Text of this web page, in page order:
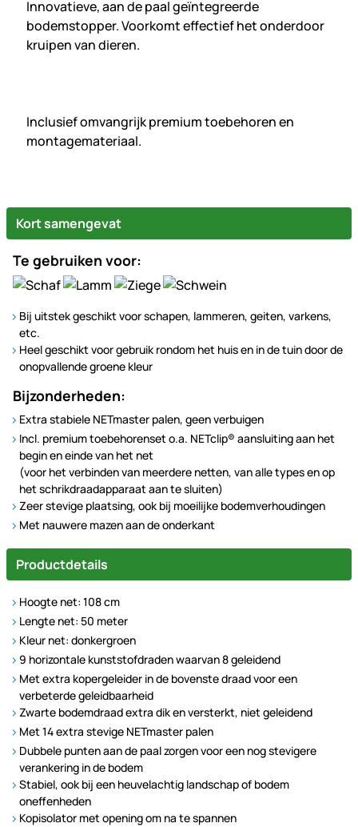
Innovatieve, aan de paal geïntegreerde
bodemstopper. Voorkomt effectief het onderdoor
kruipen van dieren.
Inclusief omvangrijk premium toebehoren en
montagemateriaal.
Kort samengevat
Te gebruiken voor:
Bij uitstek geschikt voor schapen, lammeren, geiten, varkens,
etc.
Heel geschikt voor gebruik rondom het huis en in de tuin door de
onopvallende groene kleur
Bijzonderheden:
Extra stabiele NETmaster palen, geen verbuigen
Incl. premium toebehorenset o.a. NETclip® aansluiting aan het
begin en einde van het net
(voor het verbinden van meerdere netten, van alle types en op
het schrikdraadapparaat aan te sluiten)
Zeer stevige plaatsing, ook bij moeilijke bodemverhoudingen
Met nauwere mazen aan de onderkant
Productdetails
Hoogte net: 108 cm
Lengte net: 50 meter
Kleur net: donkergroen
9 horizontale kunststofdraden waarvan 8 geleidend
Met extra kopergeleider in de bovenste draad voor een
verbeterde geleidbaarheid
Zwarte bodemdraad extra dik en versterkt, niet geleidend
Met 14 extra stevige NETmaster palen
Dubbele punten aan de paal zorgen voor een nog stevigere
verankering in de bodem
Stabiel, ook bij een heuvelachtig landschap of bodem
oneffenheden
Kopisolator met opening om na te spannen